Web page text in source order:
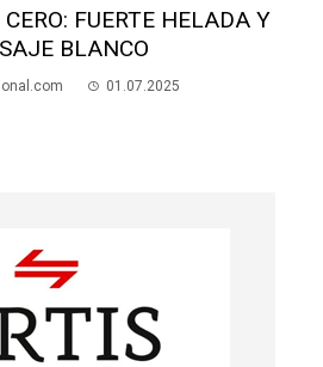
FUERTE HELADA Y
BLANCO
01.07.2025